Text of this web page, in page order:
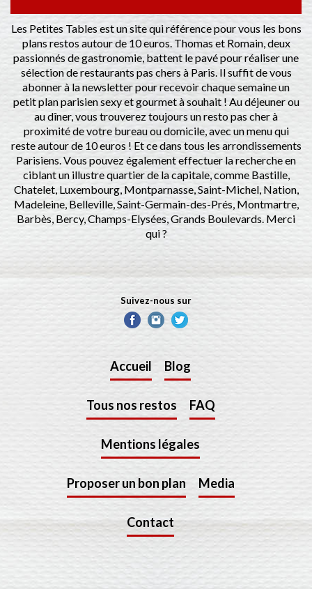
Les Petites Tables est un site qui référence pour vous les bons
plans restos autour de 10 euros. Thomas et Romain, deux
passionnés de gastronomie, battent le pavé pour réaliser une
sélection de restaurants pas chers à Paris. Il suffit de vous
abonner à la newsletter pour recevoir chaque semaine un
petit plan parisien sexy et gourmet à souhait ! Au déjeuner ou
au dîner, vous trouverez toujours un resto pas cher à
proximité de votre bureau ou domicile, avec un menu qui
reste autour de 10 euros ! Et ce dans tous les arrondissements
Parisiens. Vous pouvez également effectuer la recherche en
ciblant un illustre quartier de la capitale, comme Bastille,
Chatelet, Luxembourg, Montparnasse, Saint-Michel, Nation,
Madeleine, Belleville, Saint-Germain-des-Prés, Montmartre,
Barbès, Bercy, Champs-Elysées, Grands Boulevards. Merci
qui ?
Suivez-nous sur
Accueil Blog
Tous nos restos FAQ
Mentions légales
Proposer un bon plan Media
Contact